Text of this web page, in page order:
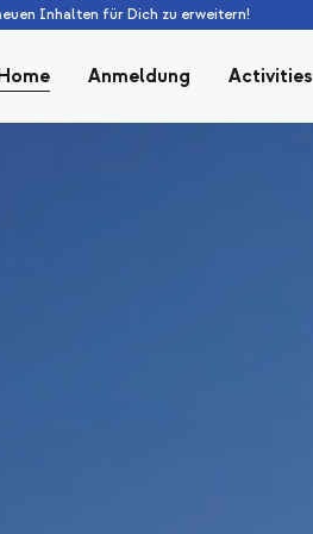
Inhalten für Dich zu erweitern!
Anmeldung Activities